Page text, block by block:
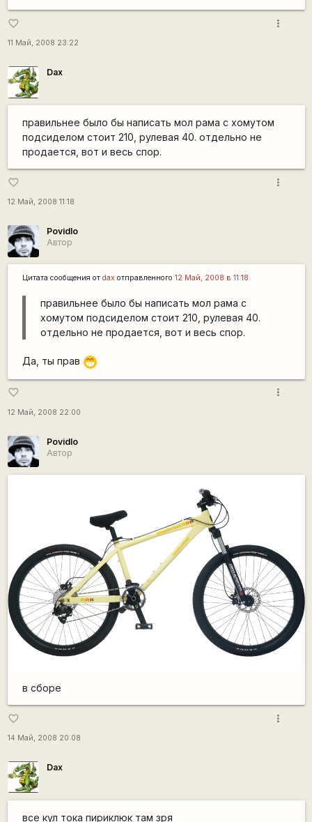
favorite_border
11 Май, 2008 23:22
more_vert
Dax
правильнее было бы написать мол рама с хомутом
подсиделом стоит 210, рулевая 40. отдельно не
продается, вот и весь спор.
favorite_border
12 Май, 2008 11:18
more_vert
Povidlo
Автор
Цитата сообщения от daxотправленного 12 Май, 2008 в 11:18
правильнее было бы написать мол рама с
хомутом подсиделом стоит 210, рулевая 40.
отдельно не продается, вот и весь спор.
Да, ты прав ;D
favorite_border
12 Май, 2008 22:00
more_vert
Povidlo
Автор
в сборе
favorite_border
14 Май, 2008 20:08
more_vert
Dax
все кул тока пириклюк там зря